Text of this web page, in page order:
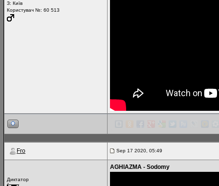
З: Київ
Користувач №: 60 513
Fro Sep 17 2020, 05:49
Диктатор
AGHIAZMA - Sodomy